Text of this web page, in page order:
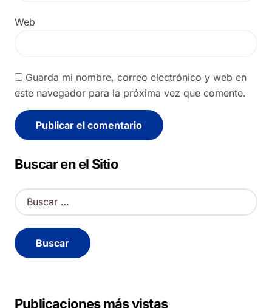
Web
Guarda mi nombre, correo electrónico y web en
este navegador para la próxima vez que comente.
Buscar en el Sitio
B
u
c
a
Publicaciones más vistas